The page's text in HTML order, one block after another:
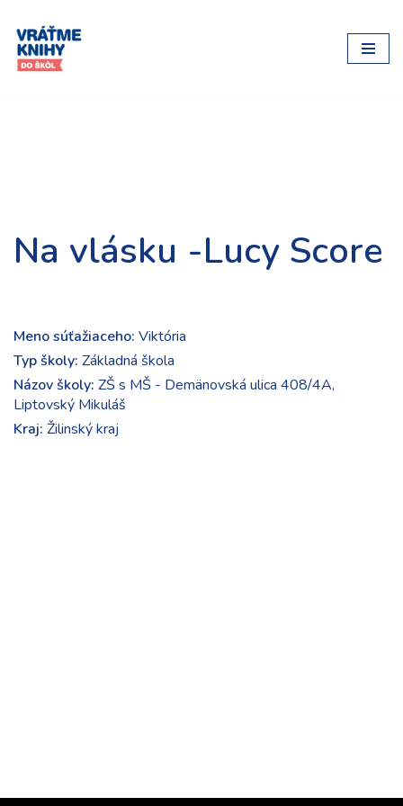
Preskočiť
na
Na vlásku -Lucy Score
Meno súťažiaceho: Viktória
Typ školy: Základná škola
Názov školy: ZŠ s MŠ - Demänovská ulica 408/4A,
Liptovský Mikuláš
Kraj: Žilinský kraj